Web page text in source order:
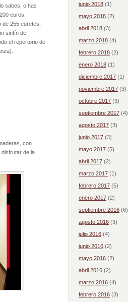
sabes, o has
euros,
de 255 euretes,
sinfín de
el repertorio de
con
de la
junio 2018 (1)
mayo 2018 (2)
abril 2018 (3)
marzo 2018 (4)
febrero 2018 (2)
enero 2018 (1)
diciembre 2017 (1)
noviembre 2017 (3)
octubre 2017 (3)
septiembre 2017 (4)
agosto 2017 (3)
junio 2017 (3)
mayo 2017 (5)
abril 2017 (2)
marzo 2017 (1)
febrero 2017 (5)
enero 2017 (2)
septiembre 2016 (6)
agosto 2016 (3)
julio 2016 (4)
junio 2016 (2)
mayo 2016 (2)
abril 2016 (2)
marzo 2016 (4)
febrero 2016 (3)